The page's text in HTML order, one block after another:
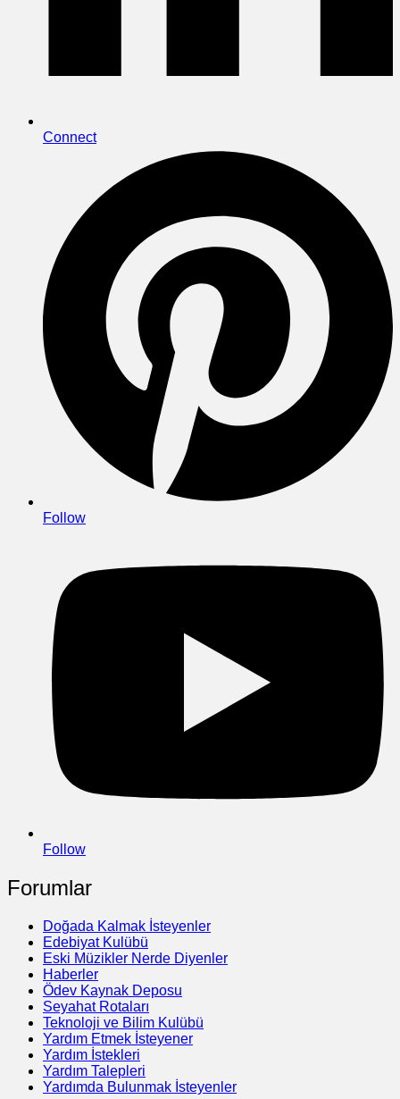
Connect
Follow
Follow
Forumlar
Doğada Kalmak İsteyenler
Edebiyat Kulübü
Eski Müzikler Nerde Diyenler
Haberler
Ödev Kaynak Deposu
Seyahat Rotaları
Teknoloji ve Bilim Kulübü
Yardım Etmek İsteyener
Yardım İstekleri
Yardım Talepleri
Yardımda Bulunmak İsteyenler